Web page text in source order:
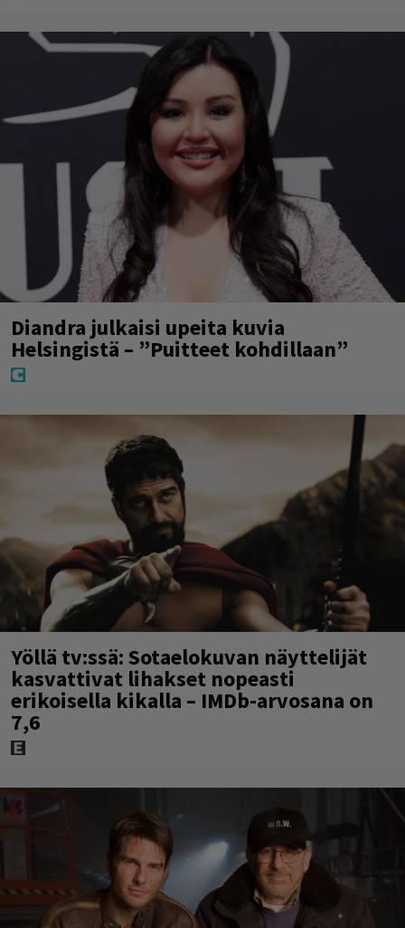
Diandra julkaisi upeita kuvia
Helsingistä – ”Puitteet kohdillaan”
Yöllä tv:ssä: Sotaelokuvan näyttelijät
kasvattivat lihakset nopeasti
erikoisella kikalla – IMDb-arvosana on
7,6